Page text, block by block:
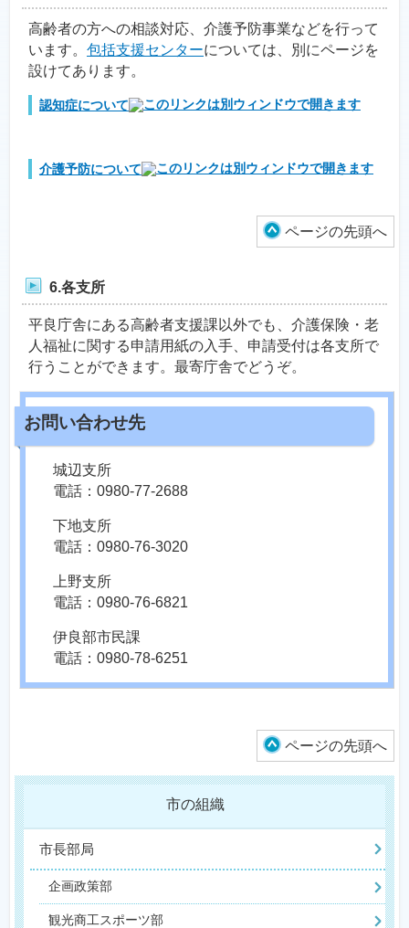
高齢者の方への相談対応、介護予防事業などを行って
います。 包括支援センターについては、別にページを
設けてあります。
認知症について
介護予防について
ページの先頭へ
6.各支所
平良庁舎にある高齢者支援課以外でも、介護保険・老
人福祉に関する申請用紙の入手、申請受付は各支所で
行うことができます。最寄庁舎でどうぞ。
城辺支所
電話：0980-77-2688
下地支所
電話：0980-76-3020
上野支所
電話：0980-76-6821
伊良部市民課
電話：0980-78-6251
ページの先頭へ
市の組織
市長部局
企画政策部
観光商工スポーツ部